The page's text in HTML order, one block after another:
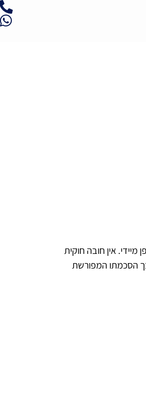
אין חובה חוקית
הסכמתו המפורשת